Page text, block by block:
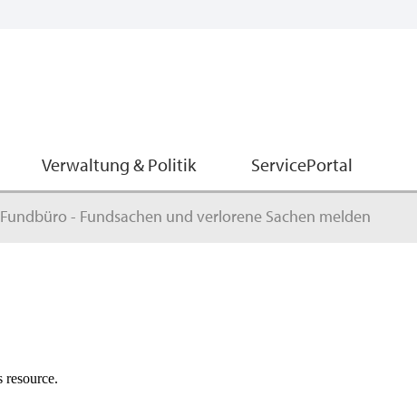
Verwaltung & Politik ServicePortal
Fundbüro - Fundsachen und verlorene Sachen melden